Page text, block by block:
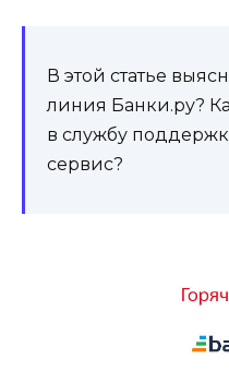
В этой статье
линия Банки.ру?
в службу
сервис?